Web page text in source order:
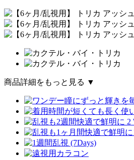
商品詳細をもっと見る ▼